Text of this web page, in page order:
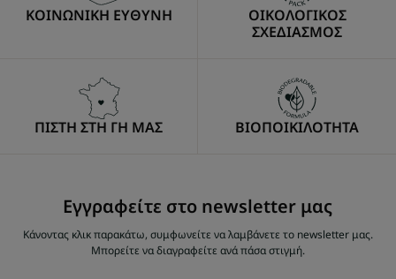
ΚΟΙΝΩΝΙΚΗ ΕΥΘΥΝΗ
ΟΙΚΟΛΟΓΙΚΟΣ
ΣΧΕΔΙΑΣΜΟΣ
ΠΙΣΤΗ ΣΤΗ ΓΗ ΜΑΣ ΒΙΟΠΟΙΚΙΛΟΤΗΤΑ
Εγγραφείτε στο newsletter μας
Κάνοντας κλικ παρακάτω, συμφωνείτε να λαμβάνετε το newsletter μας.
Μπορείτε να διαγραφείτε ανά πάσα στιγμή.